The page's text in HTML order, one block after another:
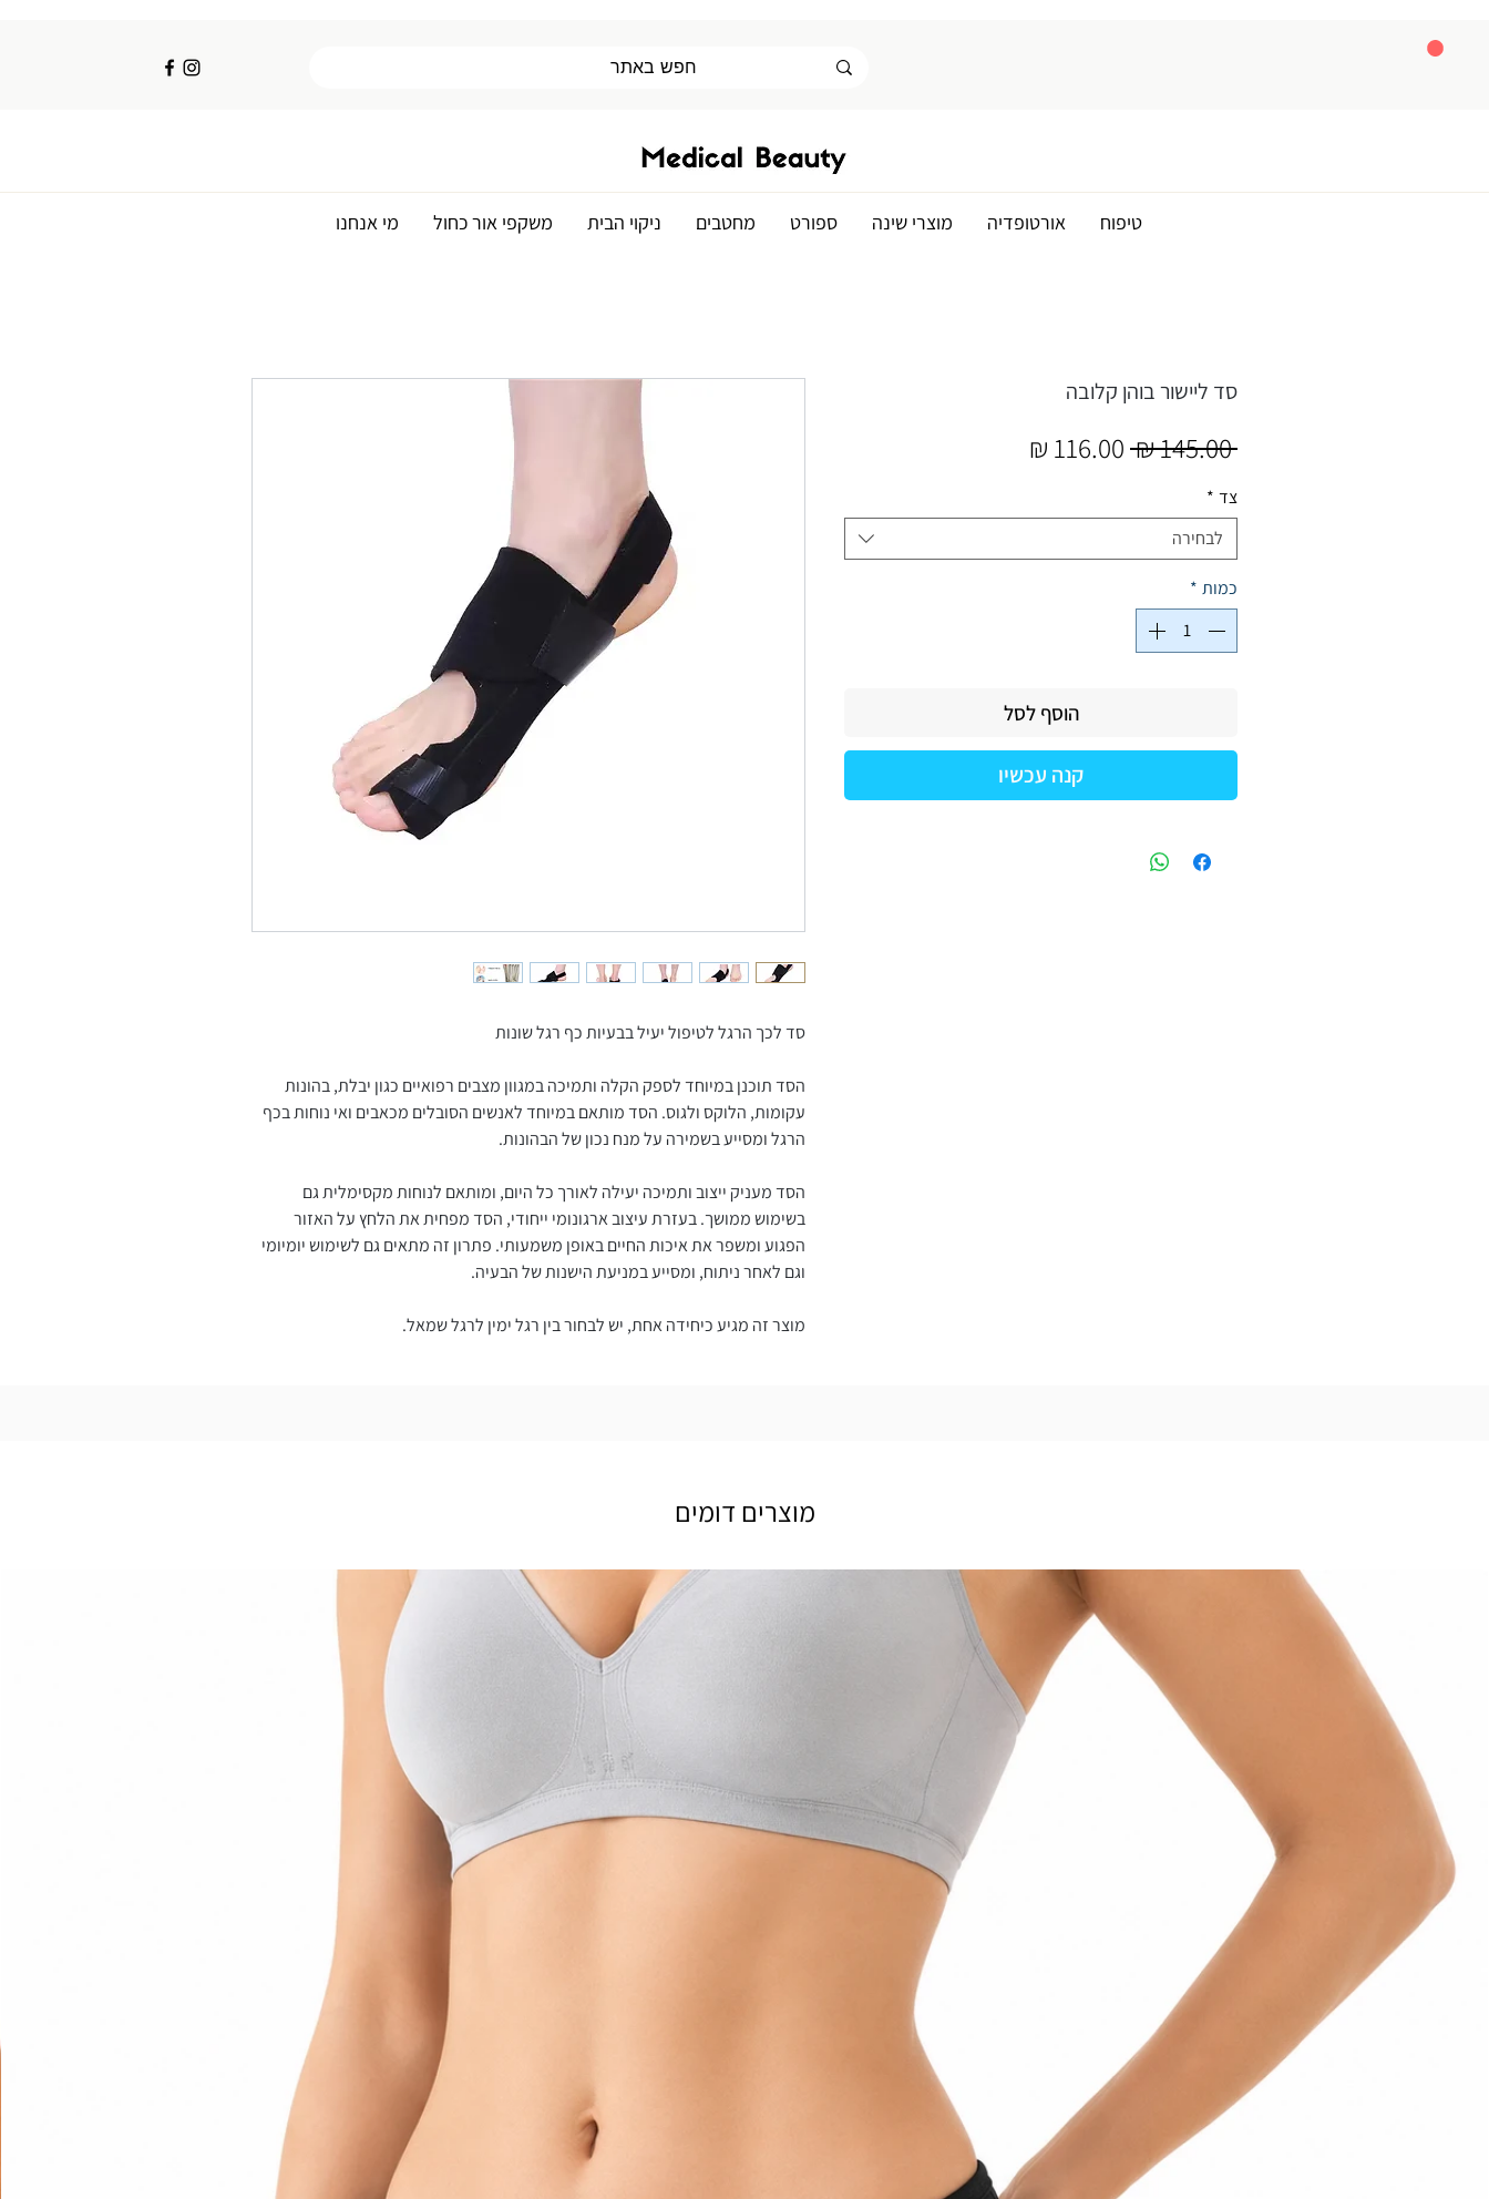
טיפוח אורטופדיה מוצרי שינה ספורט מחטבים ניקוי הבית משקפי אור כחול מי אנחנו
סד לכך הרגל לטיפול יעיל בבעיות כף רגל שונות
הסד תוכנן במיוחד לספק הקלה ותמיכה במגוון מצבים רפואיים כגון יבלת, בהונות
עקומות, הלוקס ולגוס. הסד מותאם במיוחד לאנשים הסובלים מכאבים ואי נוחות בכף
הרגל ומסייע בשמירה על מנח נכון של הבהונות.
הסד מעניק ייצוב ותמיכה יעילה לאורך כל היום, ומותאם לנוחות מקסימלית גם
בשימוש ממושך. בעזרת עיצוב ארגונומי ייחודי, הסד מפחית את הלחץ על האזור
הפגוע ומשפר את איכות החיים באופן משמעותי. פתרון זה מתאים גם לשימוש יומיומי
וגם לאחר ניתוח, ומסייע במניעת הישנות של הבעיה.
מוצר זה מגיע כיחידה אחת, יש לבחור בין רגל ימין לרגל שמאל.
סד ליישור בוהן קלובה
‏145.00 ‏₪
מחיר
צד *
לבחירה
כמות *
הוסף לסל
קנה עכשיו
מוצרים דומים